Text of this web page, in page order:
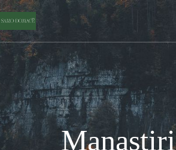
Manastiri